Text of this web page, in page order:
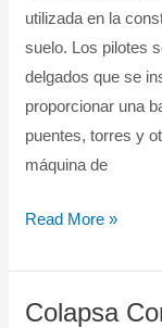
utilizada en la
suelo. Los pilotes
delgados que se
proporcionar una
puentes, torres y
máquina de
Read More »
Colapsa
Colapsa